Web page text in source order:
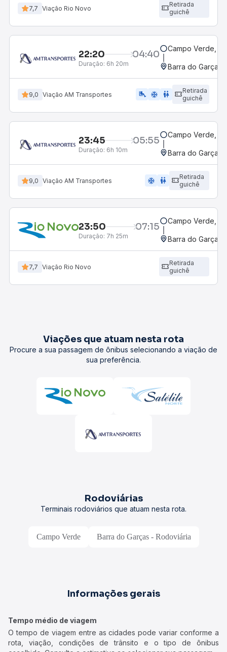
7,7 Viação Rio Novo
Retirada
guichê
22:20 04:40
Duração: 6h 20m
Campo Verde,
Barra do
9,0 Viação AM Transportes airline_seat_legroom_extra ac_unit wc
Retirada
guichê
23:45 05:55
Duração: 6h 10m
Campo Verde,
Barra do
9,0 Viação AM Transportes ac_unit wc
Retirada
guichê
23:50 07:15
Duração: 7h 25m
Campo Verde,
Barra do
7,7 Viação Rio Novo
Retirada
guichê
Viações que atuam nesta rota
Procure a sua passagem de ônibus selecionando a viação de
sua preferência.
Rodoviárias
Terminais rodoviários que atuam nesta rota.
Campo Verde Barra do Garças - Rodoviária
Informações gerais
Tempo médio de viagem
O tempo de viagem entre as cidades pode variar conforme a
rota, viação, condições de trânsito e o tipo de ônibus